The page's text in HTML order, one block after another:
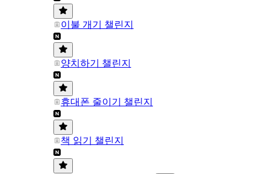
이불 개기 챌린지
양치하기 챌린지
휴대폰 줄이기 챌린지
책 읽기 챌린지